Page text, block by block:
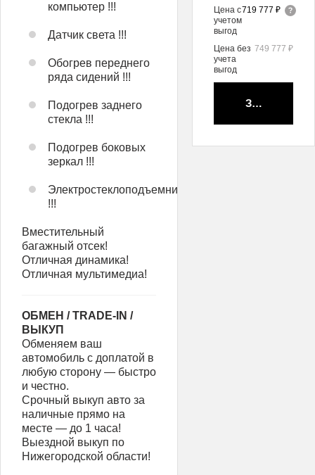
компьютер !!!
Датчик света !!!
Обогрев переднего
ряда сидений !!!
Подогрев заднего
стекла !!!
Подогрев боковых
зеркал !!!
Электростеклоподъемники
!!!
Вместительный
багажный отсек!
Отличная динамика!
Отличная мультимедиа!
ОБМЕН / TRADE-IN /
ВЫКУП
Обменяем ваш
автомобиль с доплатой в
любую сторону — быстро
и честно.
Срочный выкуп авто за
наличные прямо на
месте — до 1 часа!
Выездной выкуп по
Нижегородской области!
Цена с
учетом
выгод
719 777 ₽
Цена без
учета
выгод
749 777 ₽